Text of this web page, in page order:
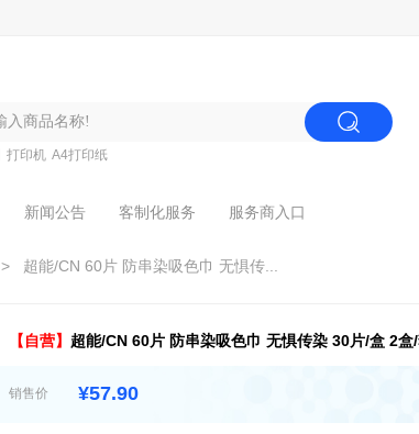
打印机 A4打印纸
新闻公告 客制化服务 服务商入口
> 超能/CN 60片 防串染吸色巾 无惧传...
【自营】 超能/CN 60片 防串染吸色巾 无惧传染 30片/盒 2盒
销售价 ¥57.90